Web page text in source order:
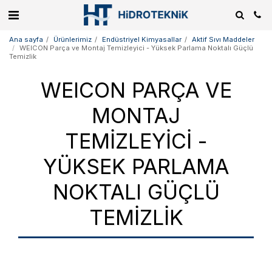
Ana sayfa Ürünlerimiz Endüstriyel Kimyasallar
Aktif Sıvı Maddeler
WEICON Parça ve Montaj Temizleyici - Yüksek Parlama Noktalı Güçlü
Temizlik
WEICON PARÇA VE
MONTAJ
TEMIZLEYICI -
YÜKSEK PARLAMA
NOKTALI GÜÇLÜ
TEMIZLIK